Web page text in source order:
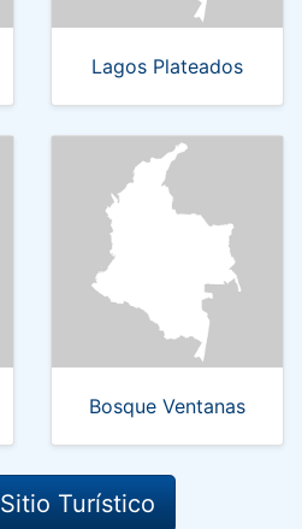
Lagos Plateados
Bosque Ventanas
Turístico